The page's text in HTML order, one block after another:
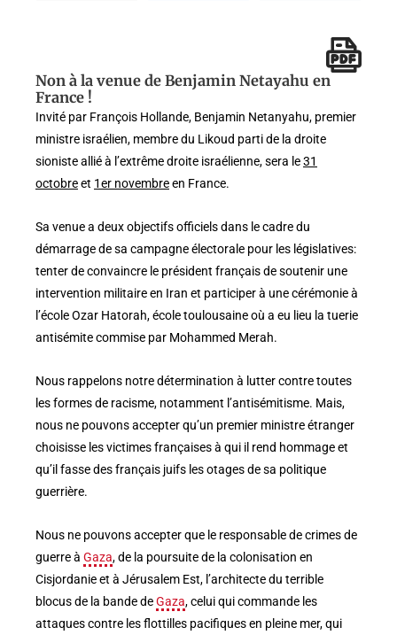
Non à la venue de Benjamin Netayahu en
France !
Invité par François Hollande, Benjamin Netanyahu, premier
ministre israélien, membre du Likoud parti de la droite
sioniste allié à l’extrême droite israélienne, sera le31
octobreet 1er novembreen France.
Sa venue a deux objectifs officiels dans le cadre du
démarrage de sa campagne électorale pour les législatives:
tenter de convaincre le président français de soutenir une
intervention militaire en Iran et participer à une cérémonie à
l’école Ozar Hatorah, école toulousaine où a eu lieu la tuerie
antisémite commise par Mohammed Merah.
Nous rappelons notre détermination à lutter contre toutes
les formes de racisme, notamment l’antisémitisme. Mais,
nous ne pouvons accepter qu’un premier ministre étranger
choisisse les victimes françaises à qui il rend hommage et
qu’il fasse des français juifs les otages de sa politique
guerrière.
Nous ne pouvons accepter que le responsable de crimes de
guerre à Gaza, de la poursuite de la colonisation en
Cisjordanie et à Jérusalem Est, l’architecte du terrible
blocus de la bande deGaza, celui qui commande les
attaques contre les flottilles pacifiques en pleine mer, qui